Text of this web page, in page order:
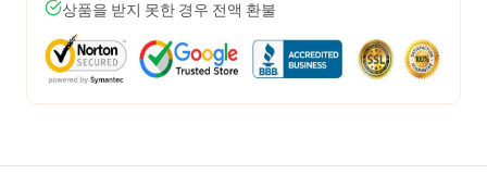
상품을 받지 못한 경우 전액 환불